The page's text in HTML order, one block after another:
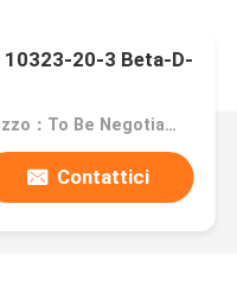
10323-20-3 Beta-D-
Prezzo：To Be Negotiated
Contattici